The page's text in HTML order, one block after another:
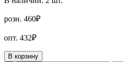
розн. 460₽
опт. 432₽
В корзину